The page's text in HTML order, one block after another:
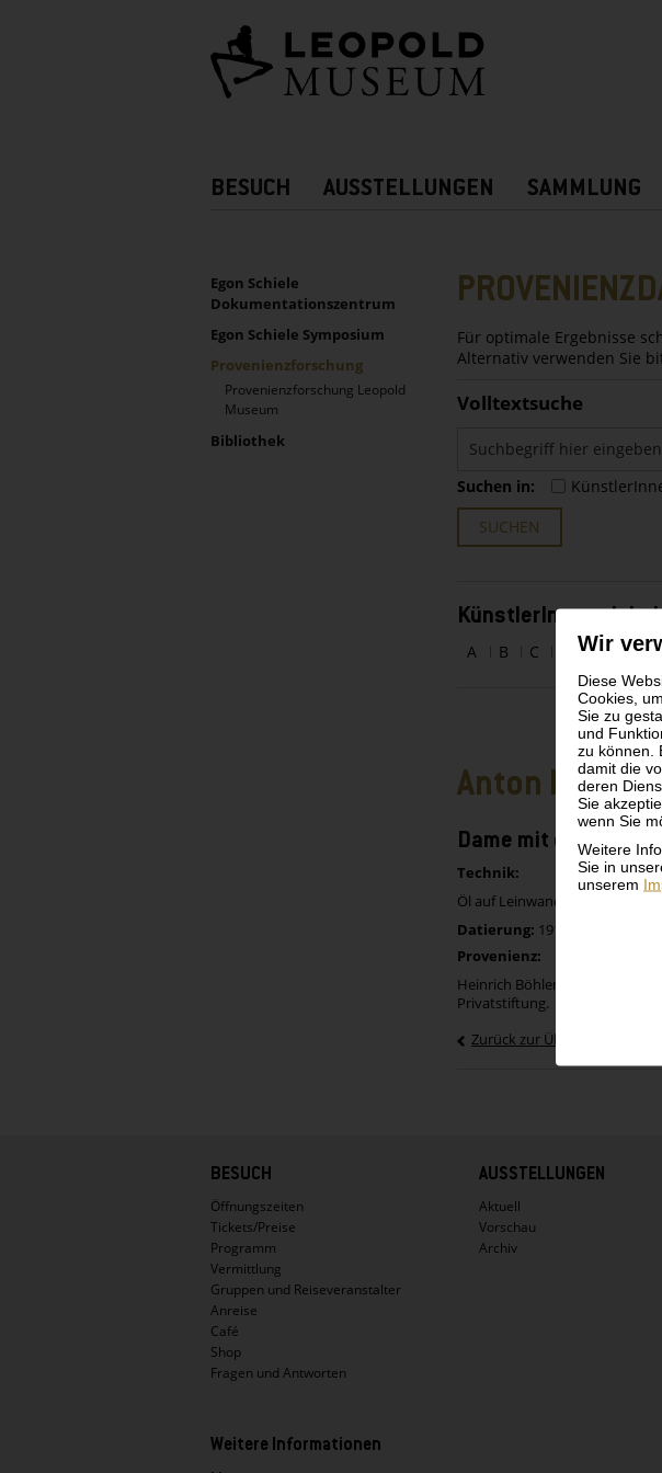
Wir
Diese
Cookies,
Sie zu
und
zu können.
damit die
deren
Sie
wenn Sie
Weitere
Sie in
unserem
Hauptnavigation
BESUCH AUSSTELLUNGEN SAMMLUNG
Sidebar
UNTERNAVIGATION
Egon Schiele
Dokumentationszentrum
Egon Schiele Symposium
Provenienzforschung
Provenienzforschung Leopold
Museum
Bibliothek
Für optimale Ergebnisse
Alternativ verwenden Sie
Volltextsuche
Suchen in:
SUCHEN
KünstlerInnen
A B C E F G
Anton
Dame mit dunklem
Technik:
Öl auf Leinwand aufkaschiert
Datierung: 1917
Provenienz:
Heinrich Böhler, Wien, später
Privatstiftung.
Zurück zur Übersicht
BESUCH
Öffnungszeiten
Tickets/Preise
Programm
Vermittlung
Gruppen und Reiseveranstalter
Anreise
Café
Shop
Fragen und Antworten
AUSSTELLUNGEN
Aktuell
Vorschau
Archiv
Weitere Informationen